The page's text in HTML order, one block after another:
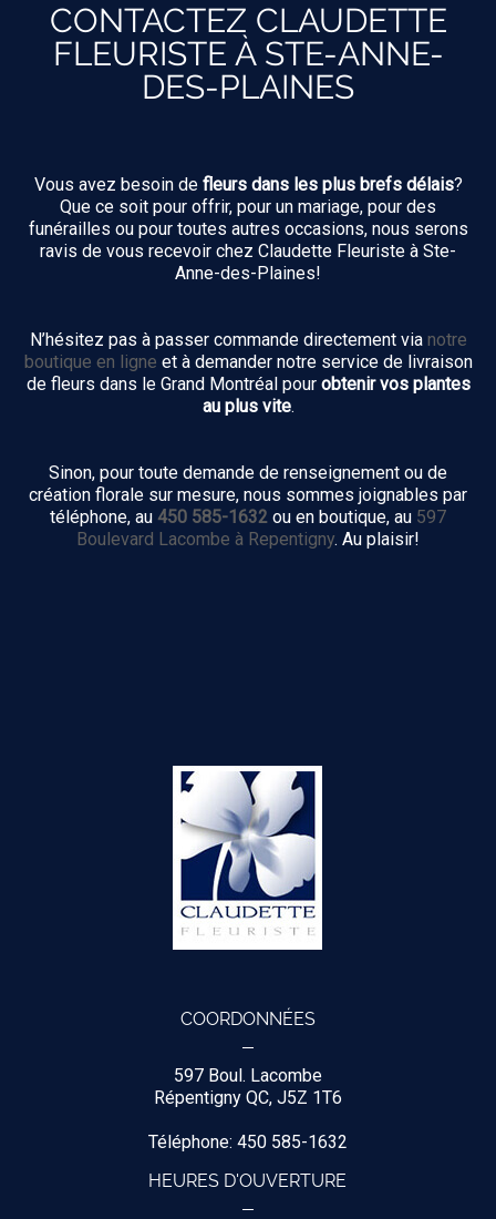
CONTACTEZ CLAUDETTE
FLEURISTE À STE-ANNE-
DES-PLAINES
Vous avez besoin defleurs dans les plus brefs délais?
Que ce soit pour offrir, pour un mariage, pour des
funérailles ou pour toutes autres occasions, nous serons
ravis de vous recevoir chez Claudette Fleuriste à Ste-
Anne-des-Plaines!
N’hésitez pas à passer commande directement via notre
boutique en ligne et à demander notre service de livraison
de fleurs dans le Grand Montréal pour obtenir vos plantes
au plus vite.
Sinon, pour toute demande de renseignement ou de
création florale sur mesure, nous sommes joignables par
téléphone, au 450 585-1632 ou en boutique, au 597
Boulevard Lacombe à Repentigny. Au plaisir!
COORDONNÉES
597 Boul. Lacombe
Répentigny QC, J5Z 1T6
Téléphone: 450 585-1632
HEURES D'OUVERTURE